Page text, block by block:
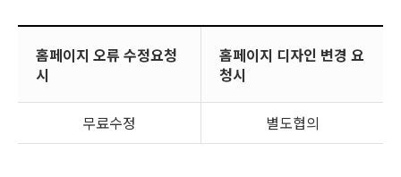
홈페이지 오류 수정요청
시
홈페이지 디자인 변경 요
청시
무료수정 별도협의